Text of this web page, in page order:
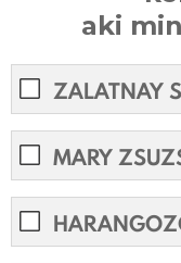
aki
ZALATNAY
MARY